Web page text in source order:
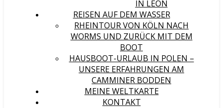
IN LEÓN
REISEN AUF DEM WASSER
RHEINTOUR VON KÖLN NACH
WORMS UND ZURÜCK MIT DEM
BOOT
HAUSBOOT-URLAUB IN POLEN –
UNSERE ERFAHRUNGEN AM
CAMMINER BODDEN
MEINE WELTKARTE
KONTAKT